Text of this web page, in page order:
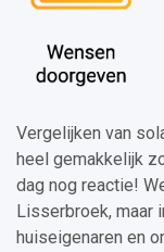
Vergelijken van
heel gemakkelijk
dag nog reactie!
Lisserbroek, maar
huiseigenaren en